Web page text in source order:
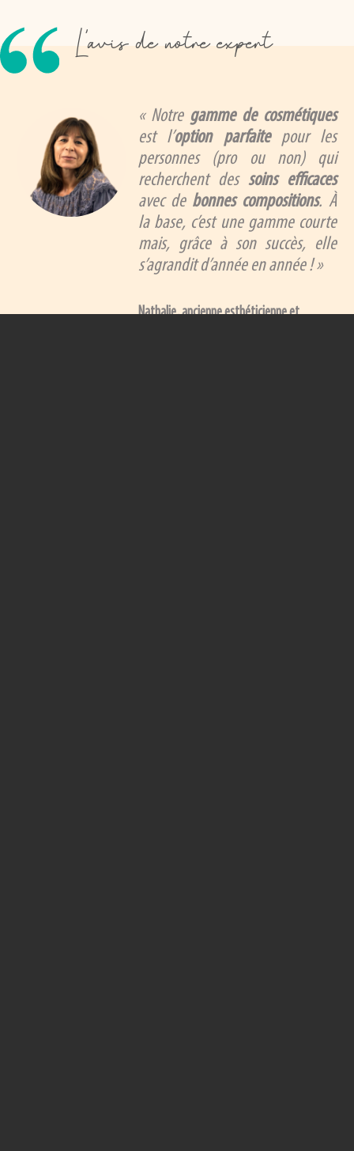
L'avis de notre expert
« Notre gamme de cosmétiques
est l’option parfaitepour les
personnes (pro ou non) qui
recherchent des soins efficaces
avec de bonnes compositions. À
la base, c’est une gamme courte
mais, grâce à son succès, elle
s’agrandit d’année en année ! »
Nathalie, ancienne esthéticienne et